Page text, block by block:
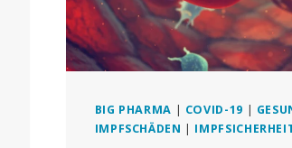
BIG PHARMA | COVID-19 |
IMPFSCHÄDEN |